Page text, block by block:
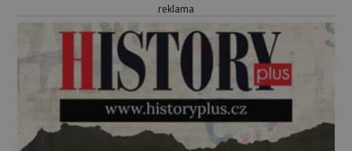
reklama